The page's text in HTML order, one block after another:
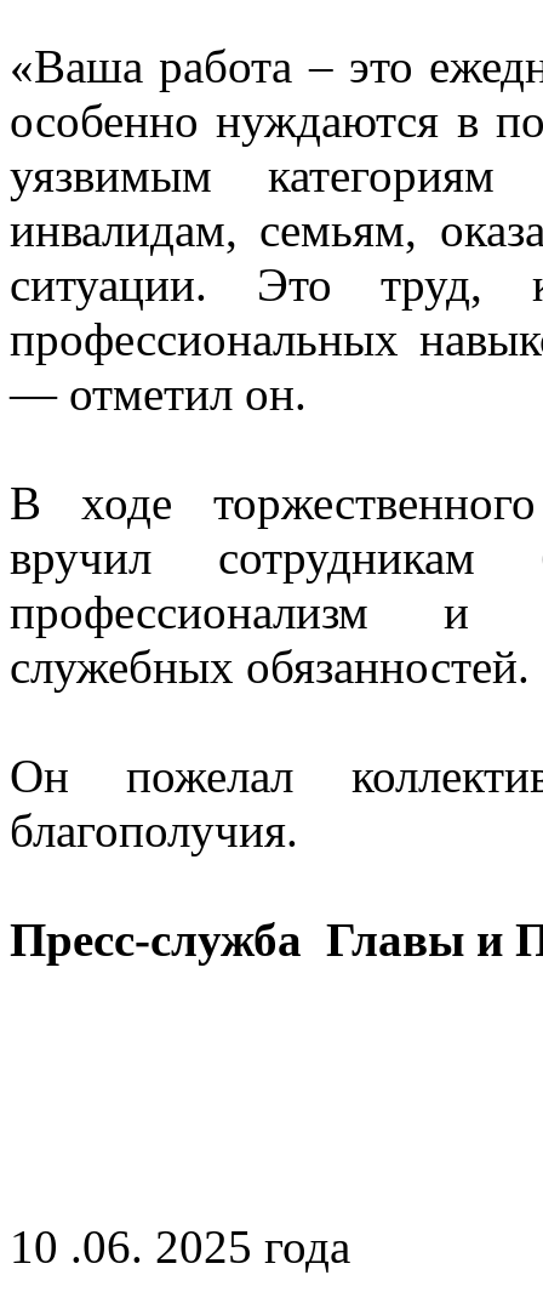
«Ваша работа – это
особенно нуждаются в
уязвимым
инвалидам, семьям,
ситуации. Это труд,
профессиональных
— отметил он.
В ходе
вручил сотрудникам
профессионализм и
служебных обязанностей.
Он пожелал
благополучия.
Пресс-служба Главы и
10 .06. 2025 года